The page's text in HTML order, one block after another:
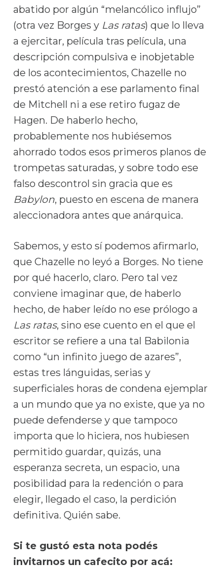
abatido por algún “melancólico influjo”
(otra vez Borges y Las ratas) que lo lleva
a ejercitar, película tras película, una
descripción compulsiva e inobjetable
de los acontecimientos, Chazelle no
prestó atención a ese parlamento final
de Mitchell ni a ese retiro fugaz de
Hagen. De haberlo hecho,
probablemente nos hubiésemos
ahorrado todos esos primeros planos de
trompetas saturadas, y sobre todo ese
falso descontrol sin gracia que es
Babylon, puesto en escena de manera
aleccionadora antes que anárquica.
Sabemos, y esto sí podemos afirmarlo,
que Chazelle no leyó a Borges. No tiene
por qué hacerlo, claro. Pero tal vez
conviene imaginar que, de haberlo
hecho, de haber leído no ese prólogo a
Las ratas, sino ese cuento en el que el
escritor se refiere a una tal Babilonia
como “un infinito juego de azares”,
estas tres lánguidas, serias y
superficiales horas de condena ejemplar
a un mundo que ya no existe, que ya no
puede defenderse y que tampoco
importa que lo hiciera, nos hubiesen
permitido guardar, quizás, una
esperanza secreta, un espacio, una
posibilidad para la redención o para
elegir, llegado el caso, la perdición
definitiva. Quién sabe.
Si te gustó esta nota podés
invitarnos un cafecito por acá: